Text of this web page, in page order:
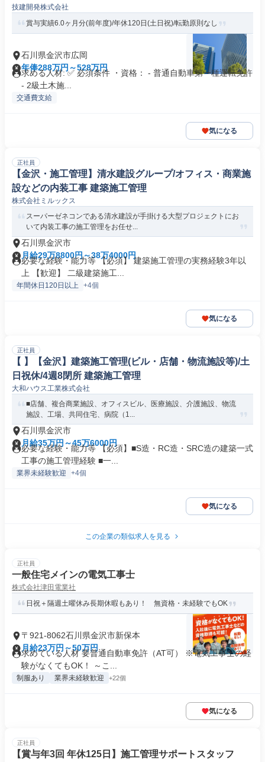
技建開発株式会社
賞与実績6.0ヶ月分(前年度)/年休120日(土日祝)/転勤原則なし
石川県金沢市広岡
年俸288万円～528万円
求める人材: ✅ 必須条件 ・資格： - 普通自動車第一種運転免許
- 2級土木施...
交通費支給
気になる
正社員
【金沢・施工管理】清水建設グループ/オフィス・商業施
設などの内装工事 建築施工管理
株式会社ミルックス
スーパーゼネコンである清水建設が手掛ける大型プロジェクトにお
いて内装工事の施工管理をお任せ...
石川県金沢市
月給29万8800円～38万4000円
必要な経験・能力等 【必須】 建築施工管理の実務経験3年以
上 【歓迎】 二級建築施工...
年間休日120日以上 +4個
気になる
正社員
【 】【金沢】建築施工管理(ビル・店舗・物流施設等)/土
日祝休/4週8閉所 建築施工管理
大和ハウス工業株式会社
■店舗、複合商業施設、オフィスビル、医療施設、介護施設、物流
施設、工場、共同住宅、病院（1...
石川県金沢市
月給35万円～45万6000円
必要な経験・能力等 【必須】■S造・RC造・SRC造の建築一式
工事の施工管理経験 ■一...
業界未経験歓迎 +4個
気になる
この企業の類似求人を見る
正社員
一般住宅メインの電気工事士
株式会社津田電業社
日祝＋隔週土曜休み長期休暇もあり！ 無資格・未経験でもOK
〒921-8062石川県金沢市新保本
月給23万円～50万円
求めている人材 要普通自動車免許（AT可） ※電気工事士の経
験がなくてもOK！ ～こ...
制服あり 業界未経験歓迎 +22個
気になる
正社員
【賞与年3回 年休125日】施工管理サポートスタッフ